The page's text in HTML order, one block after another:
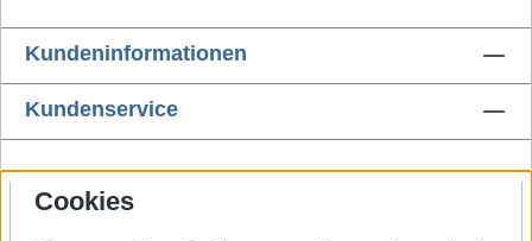
Kundeninformationen
Kundenservice
Cookies